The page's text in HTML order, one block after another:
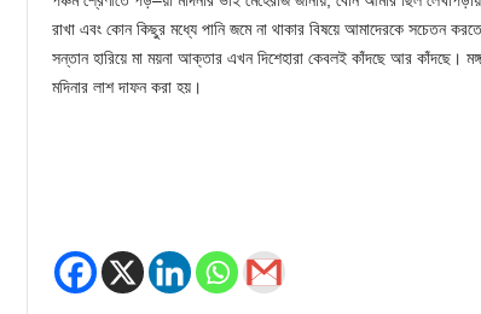
রাখা এবং কোন কিছুর মধ্যে পানি জমে না থাকার বিষয়ে আমাদেরকে সচেতন
সন্তান হারিয়ে মা ময়না আক্তার এখন দিশেহারা কেবলই কাঁদছে আর কাঁদছে।
মদিনার লাশ দাফন করা হয়।